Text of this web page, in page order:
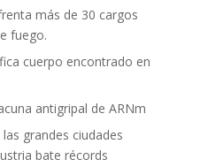
más de 30 cargos
fuego.
cuerpo encontrado en
antigripal de ARNm
grandes ciudades
bate récords